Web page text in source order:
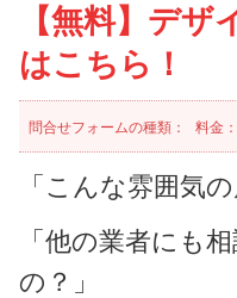
【無料】デ
はこちら！
問合せフォームの種類： 料金：
「こんな雰囲気
「他の業者にも
の？」